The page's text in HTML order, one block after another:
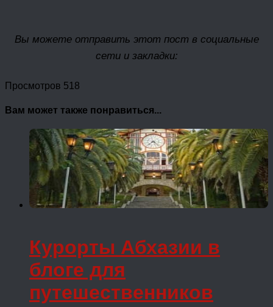
Вы можете отправить этот пост в социальные
сети и закладки:
Просмотров 518
Вам может также понравиться...
Курорты Абхазии в
блоге для
путешественников